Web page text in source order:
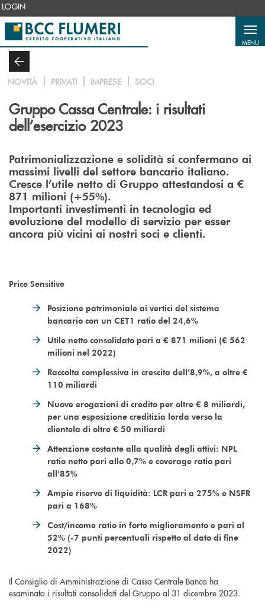
Salta al contenuto principale
LOGIN
MENU
NOVITÀ PRIVATI IMPRESE SOCI
Gruppo Cassa Centrale: i risultati
dell’esercizio 2023
Patrimonializzazione e solidità si confermano ai
massimi livelli del settore bancario italiano.
Cresce l’utile netto di Gruppo attestandosi a €
871 milioni (+55%).
Importanti investimenti in tecnologia ed
evoluzione del modello di servizio per esser
ancora più vicini ai nostri soci e clienti.
Price Sensitive
Posizione patrimoniale ai vertici del sistema
bancario con un CET1 ratio del 24,6%
Utile netto consolidato pari a € 871 milioni (€ 562
milioni nel 2022)
Raccolta complessiva in crescita dell’8,9%, a oltre €
110 miliardi
Nuove erogazioni di credito per oltre € 8 miliardi,
per una esposizione creditizia lorda verso la
clientela di oltre € 50 miliardi
Attenzione costante alla qualità degli attivi: NPL
ratio netto pari allo 0,7% e coverage ratio pari
all’85%
Ampie riserve di liquidità: LCR pari a 275% e NSFR
pari a 168%
Cost/income ratio in forte miglioramento e pari al
52% (-7 punti percentuali rispetto al dato di fine
2022)
Il Consiglio di Amministrazione di Cassa Centrale Banca ha
esaminato i risultati consolidati del Gruppo al 31 dicembre 2023.